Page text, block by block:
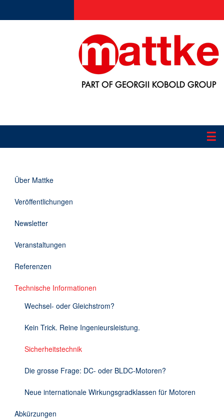
☰
Applikationen
Informationen
Downloads
Kontakt
Über Mattke
Veröffentlichungen
Newsletter
Veranstaltungen
Referenzen
Technische Informationen
Wechsel- oder Gleichstrom?
Kein Trick. Reine Ingenieursleistung.
Sicherheitstechnik
Die grosse Frage: DC- oder BLDC-Motoren?
Neue internationale Wirkungsgradklassen für Motoren
Abkürzungen